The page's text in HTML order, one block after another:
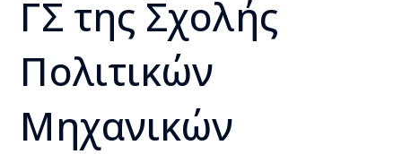
ΓΣ της Σχολής
Πολιτικών
Μηχανικών